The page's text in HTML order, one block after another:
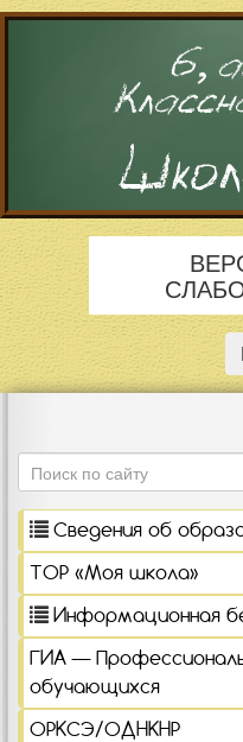
6,
Сведения об
ТОР «Моя школа»
Информационная
ГИА —
обучающихся
ОРКСЭ/ОДНКНР